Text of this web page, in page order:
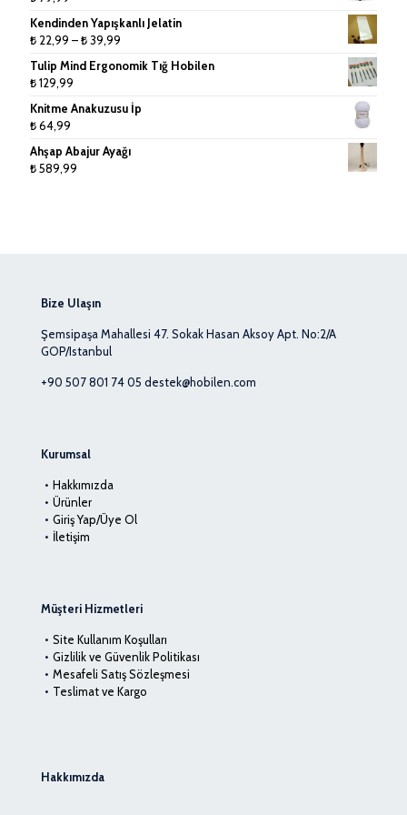
₺ 279,99
Kendinden Yapışkanlı Jelatin
₺ 22,99 –₺39,99
₺ 22,99
₺ 39,99
Tulip Mind Ergonomik Tığ Hobilen
₺129,99
Knitme Anakuzusu İp
₺64,99
Ahşap Abajur Ayağı
₺589,99
Bize Ulaşın
Şemsipaşa Mahallesi 47. Sokak Hasan Aksoy Apt. No:2/A
GOP/Istanbul
+90 507 801 74 05 destek@hobilen.com
Kurumsal
Hakkımızda
Ürünler
Giriş Yap/Üye Ol
İletişim
Müşteri Hizmetleri
Site Kullanım Koşulları
Gizlilik ve Güvenlik Politikası
Mesafeli Satış Sözleşmesi
Teslimat ve Kargo
Hakkımızda